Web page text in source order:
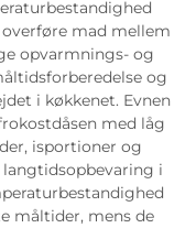
mad mellem
opvarmnings- og
og
i køkkenet. Evnen
med låg
isportioner og
i
måltider, mens de